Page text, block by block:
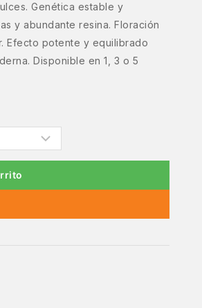
Genética estable y
y abundante resina. Floración
Efecto potente y equilibrado
Disponible en 1, 3 o 5